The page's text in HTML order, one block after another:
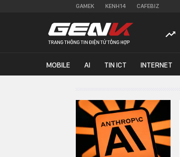
GAMEK KENH14 CAFEBIZ
MOBILE AI TIN ICT INTERNET